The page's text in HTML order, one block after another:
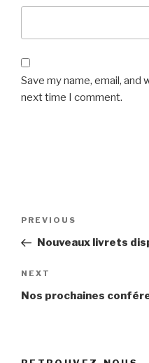
Save my name, email,
next time I comment.
Previous
Post
PREVIOUS
Nouveaux livrets
Next
Post
NEXT
Nos prochaines